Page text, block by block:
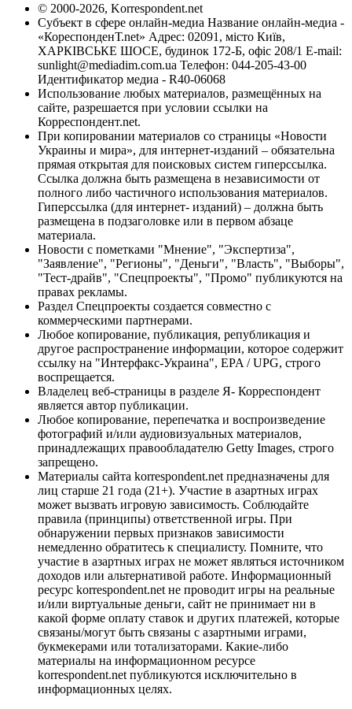
© 2000-2026, Korrespondent.net
Субъект в сфере онлайн-медиа Название онлайн-медиа -
«КореспонденТ.net» Адрес: 02091, місто Київ,
ХАРКІВСЬКЕ ШОСЕ, будинок 172-Б, офіс 208/1 E-mail:
sunlight@mediadim.com.ua Телефон: 044-205-43-00
Идентификатор медиа - R40-06068
Использование любых материалов, размещённых на
сайте, разрешается при условии ссылки на
Корреспондент.net.
При копировании материалов со страницы «Новости
Украины и мира», для интернет-изданий – обязательна
прямая открытая для поисковых систем гиперссылка.
Ссылка должна быть размещена в независимости от
полного либо частичного использования материалов.
Гиперссылка (для интернет- изданий) – должна быть
размещена в подзаголовке или в первом абзаце
материала.
Новости с пометками "Мнение", "Экспертиза",
"Заявление", "Регионы", "Деньги", "Власть", "Выборы",
"Тест-драйв", "Спецпроекты", "Промо" публикуются на
правах рекламы.
Раздел Спецпроекты создается совместно с
коммерческими партнерами.
Любое копирование, публикация, републикация и
другое распространение информации, которое содержит
ссылку на "Интерфакс-Украина", EPA / UPG, строго
воспрещается.
Владелец веб-страницы в разделе Я- Корреспондент
является автор публикации.
Любое копирование, перепечатка и воспроизведение
фотографий и/или аудиовизуальных материалов,
принадлежащих правообладателю Getty Images, строго
запрещено.
Материалы сайта korrespondent.net предназначены для
лиц старше 21 года (21+). Участие в азартных играх
может вызвать игровую зависимость. Соблюдайте
правила (принципы) ответственной игры. При
обнаружении первых признаков зависимости
немедленно обратитесь к специалисту. Помните, что
участие в азартных играх не может являться источником
доходов или альтернативой работе. Информационный
ресурс korrespondent.net не проводит игры на реальные
и/или виртуальные деньги, сайт не принимает ни в
какой форме оплату ставок и других платежей, которые
связаны/могут быть связаны с азартными играми,
букмекерами или тотализаторами. Какие-либо
материалы на информационном ресурсе
korrespondent.net публикуются исключительно в
информационных целях.